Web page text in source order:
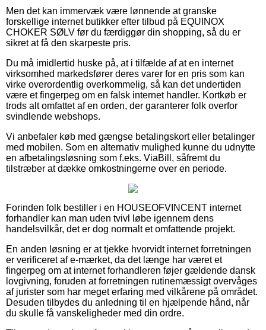
Men det kan immervæk være lønnende at granske
forskellige internet butikker efter tilbud på EQUINOX
CHOKER SØLV før du færdiggør din shopping, så du er
sikret at få den skarpeste pris.
Du må imidlertid huske på, at i tilfælde af at en internet
virksomhed markedsfører deres varer for en pris som kan
virke overordentlig overkommelig, så kan det undertiden
være et fingerpeg om en falsk internet handler. Kortkøb er
trods alt omfattet af en orden, der garanterer folk overfor
svindlende webshops.
Vi anbefaler køb med gængse betalingskort eller betalinger
med mobilen. Som en alternativ mulighed kunne du udnytte
en afbetalingsløsning som f.eks. ViaBill, såfremt du
tilstræber at dække omkostningerne over en periode.
Forinden folk bestiller i en HOUSEOFVINCENT internet
forhandler kan man uden tvivl løbe igennem dens
handelsvilkår, det er dog normalt et omfattende projekt.
En anden løsning er at tjekke hvorvidt internet forretningen
er verificeret af e-mærket, da det længe har været et
fingerpeg om at internet forhandleren føjer gældende dansk
lovgivning, foruden at forretningen rutinemæssigt overvåges
af jurister som har meget erfaring med vilkårene på området.
Desuden tilbydes du anledning til en hjælpende hånd, når
du skulle få vanskeligheder med din ordre.